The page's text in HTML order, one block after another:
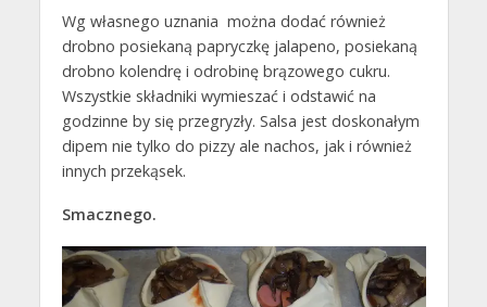
Wg własnego uznania można dodać również
drobno posiekaną papryczkę jalapeno, posiekaną
drobno kolendrę i odrobinę brązowego cukru.
Wszystkie składniki wymieszać i odstawić na
godzinne by się przegryzły. Salsa jest doskonałym
dipem nie tylko do pizzy ale nachos, jak i również
innych przekąsek.
Smacznego.